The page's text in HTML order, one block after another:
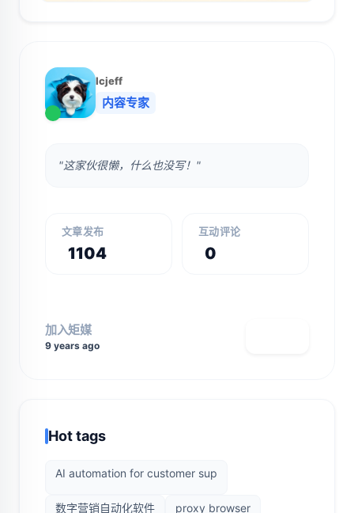
lcjeff
内容专家
"这家伙很懒，什么也没写！"
文章发布
1104
互动评论
0
加入矩媒
9 years ago
Hot tags
AI automation for customer sup
数字营销自动化软件 proxy browser